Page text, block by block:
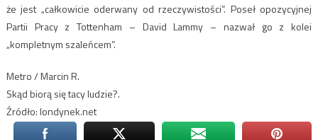
że jest „całkowicie oderwany od rzeczywistości”. Poseł opozycyjnej
Partii Pracy z Tottenham – David Lammy – nazwał go z kolei
„kompletnym szaleńcem”.
Metro / Marcin R.
Skąd biorą się tacy ludzie?.
Źródło: londynek.net